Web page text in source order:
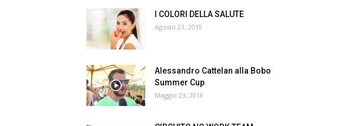
I COLORI DELLA SALUTE
Agosto 21, 2019
Alessandro Cattelan alla Bobo
Summer Cup
Maggio 23, 2018